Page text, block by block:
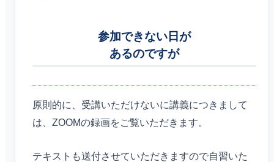
参加できない日が
あるのですが
原則的に、受講いただけないに講義につきまして
は、ZOOMの録画をご覧いただきます。
テキストも送付させていただきますので自習いた